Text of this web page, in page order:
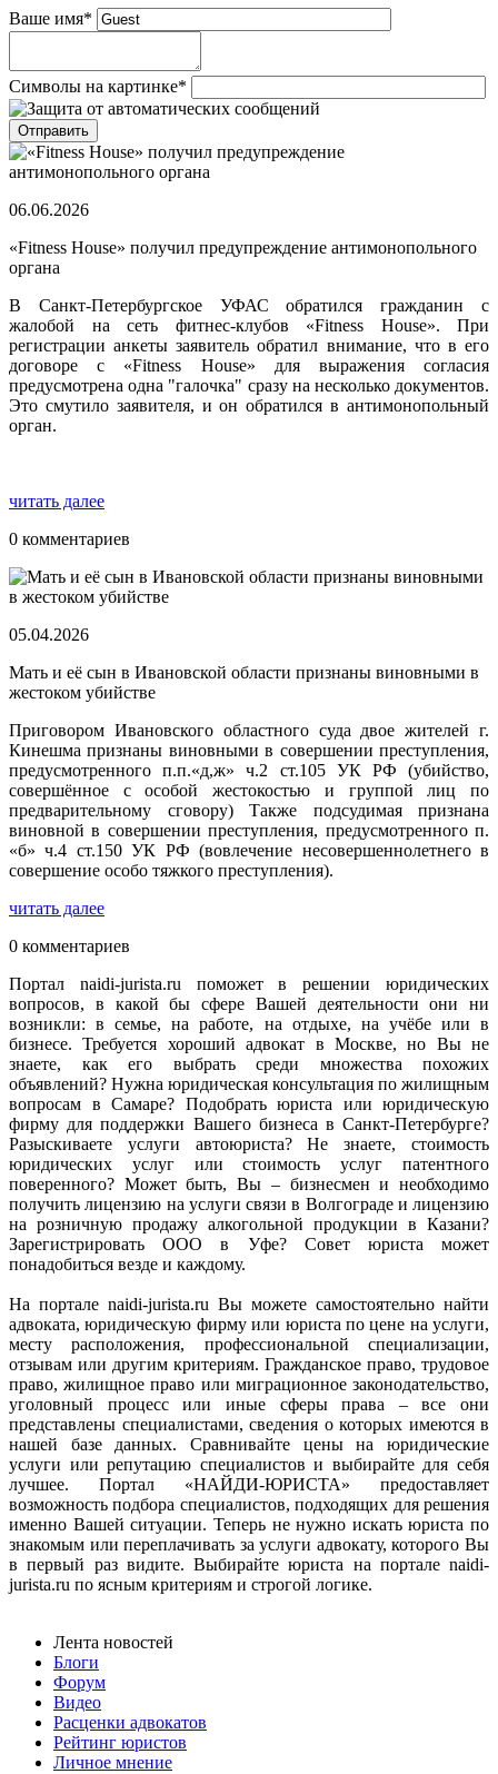
Ваше имя*
Символы на картинке*
06.06.2026
«Fitness House» получил предупреждение антимонопольного
органа
В Санкт-Петербургское УФАС обратился гражданин с
жалобой на сеть фитнес-клубов «Fitness House». При
регистрации анкеты заявитель обратил внимание, что в его
договоре с «Fitness House» для выражения согласия
предусмотрена одна "галочка" сразу на несколько документов.
Это смутило заявителя, и он обратился в антимонопольный
орган.
читать далее
0 комментариев
05.04.2026
Мать и её сын в Ивановской области признаны виновными в
жестоком убийстве
Приговором Ивановского областного суда двое жителей г.
Кинешма признаны виновными в совершении преступления,
предусмотренного п.п.«д,ж» ч.2 ст.105 УК РФ (убийство,
совершённое с особой жестокостью и группой лиц по
предварительному сговору) Также подсудимая признана
виновной в совершении преступления, предусмотренного п.
«б» ч.4 ст.150 УК РФ (вовлечение несовершеннолетнего в
совершение особо тяжкого преступления).
читать далее
0 комментариев
Портал naidi-jurista.ru поможет в решении юридических
вопросов, в какой бы сфере Вашей деятельности они ни
возникли: в семье, на работе, на отдыхе, на учёбе или в
бизнесе. Требуется хороший адвокат в Москве, но Вы не
знаете, как его выбрать среди множества похожих
объявлений? Нужна юридическая консультация по жилищным
вопросам в Самаре? Подобрать юриста или юридическую
фирму для поддержки Вашего бизнеса в Санкт-Петербурге?
Разыскиваете услуги автоюриста? Не знаете, стоимость
юридических услуг или стоимость услуг патентного
поверенного? Может быть, Вы – бизнесмен и необходимо
получить лицензию на услуги связи в Волгограде и лицензию
на розничную продажу алкогольной продукции в Казани?
Зарегистрировать ООО в Уфе? Совет юриста может
понадобиться везде и каждому.
На портале naidi-jurista.ru Вы можете самостоятельно найти
адвоката, юридическую фирму или юриста по цене на услуги,
месту расположения, профессиональной специализации,
отзывам или другим критериям. Гражданское право, трудовое
право, жилищное право или миграционное законодательство,
уголовный процесс или иные сферы права – все они
представлены специалистами, сведения о которых имеются в
нашей базе данных. Сравнивайте цены на юридические
услуги или репутацию специалистов и выбирайте для себя
лучшее. Портал «НАЙДИ-ЮРИСТА» предоставляет
возможность подбора специалистов, подходящих для решения
именно Вашей ситуации. Теперь не нужно искать юриста по
знакомым или переплачивать за услуги адвокату, которого Вы
в первый раз видите. Выбирайте юриста на портале naidi-
jurista.ru по ясным критериям и строгой логике.
Лента новостей
Блоги
Форум
Видео
Расценки адвокатов
Рейтинг юристов
Личное мнение